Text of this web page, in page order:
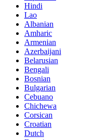
Hindi
Lao
Albanian
Amharic
Armenian
Azerbaijani
Belarusian
Bengali
Bosnian
Bulgarian
Cebuano
Chichewa
Corsican
Croatian
Dutch